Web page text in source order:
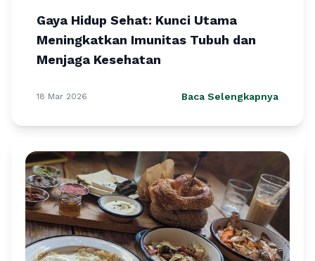
Gaya Hidup Sehat: Kunci Utama
Meningkatkan Imunitas Tubuh dan
Menjaga Kesehatan
18 Mar 2026 Baca Selengkapnya